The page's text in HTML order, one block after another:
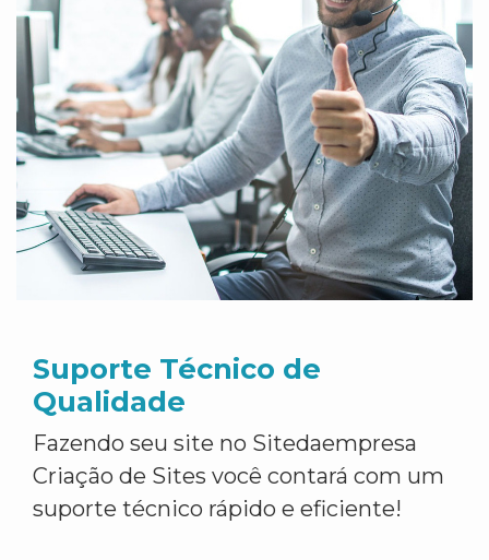
Suporte Técnico de
Qualidade
Fazendo seu site no Sitedaempresa
Criação de Sites você contará com um
suporte técnico rápido e eficiente!